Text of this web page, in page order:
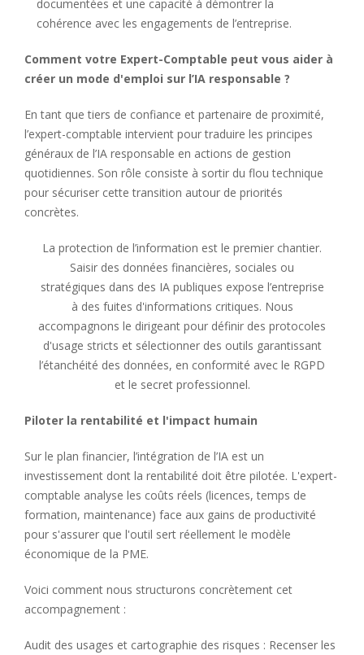
documentées et une capacité à démontrer la
cohérence avec les engagements de l’entreprise.
Comment votre Expert-Comptable peut vous aider à
créer un mode d'emploi sur l’IA responsable ?
En tant que tiers de confiance et partenaire de proximité,
l’expert-comptable intervient pour traduire les principes
généraux de l’IA responsable en actions de gestion
quotidiennes. Son rôle consiste à sortir du flou technique
pour sécuriser cette transition autour de priorités
concrètes.
La protection de l’information est le premier chantier.
Saisir des données financières, sociales ou
stratégiques dans des IA publiques expose l’entreprise
à des fuites d'informations critiques. Nous
accompagnons le dirigeant pour définir des protocoles
d'usage stricts et sélectionner des outils garantissant
l’étanchéité des données, en conformité avec le RGPD
et le secret professionnel.
Piloter la rentabilité et l'impact humain
Sur le plan financier, l’intégration de l’IA est un
investissement dont la rentabilité doit être pilotée. L'expert-
comptable analyse les coûts réels (licences, temps de
formation, maintenance) face aux gains de productivité
pour s'assurer que l'outil sert réellement le modèle
économique de la PME.
Voici comment nous structurons concrètement cet
accompagnement :
Audit des usages et cartographie des risques : Recenser les